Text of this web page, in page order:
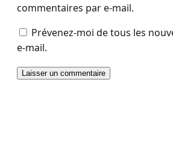
commentaires par e-mail.
Prévenez-moi de tous les
e-mail.